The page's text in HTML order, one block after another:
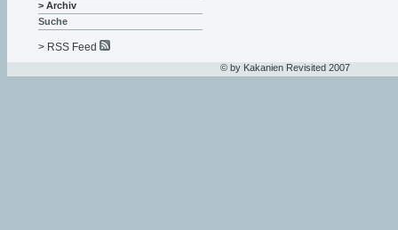
> Archiv
Suche
> RSS Feed
© by Kakanien Revisited 2007